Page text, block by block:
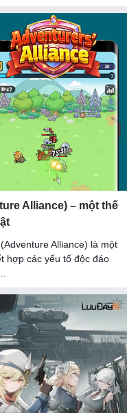
Alliance) – một thế
Alliance) là một
hợp các yếu tố độc đáo